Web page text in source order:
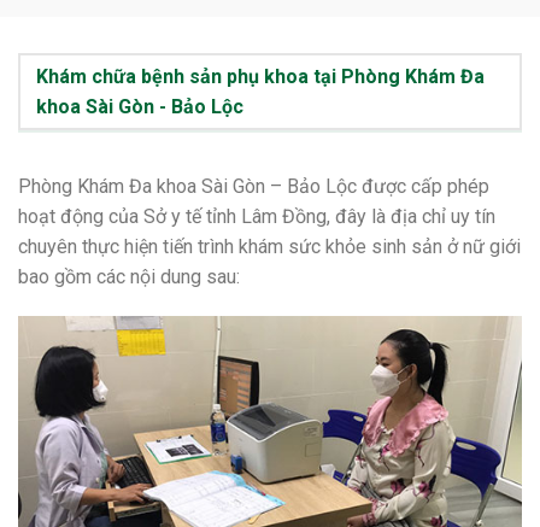
Khám chữa bệnh sản phụ khoa tại Phòng Khám Đa
khoa Sài Gòn - Bảo Lộc
Phòng Khám Đa khoa Sài Gòn – Bảo Lộc được cấp phép
hoạt động của Sở y tế tỉnh Lâm Đồng, đây là địa chỉ uy tín
chuyên thực hiện tiến trình khám sức khỏe sinh sản ở nữ giới
bao gồm các nội dung sau: